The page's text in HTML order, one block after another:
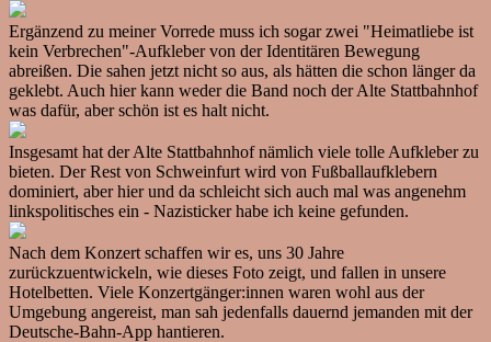
Ergänzend zu meiner Vorrede muss ich sogar zwei "Heimatliebe ist
kein Verbrechen"-Aufkleber von der Identitären Bewegung
abreißen. Die sahen jetzt nicht so aus, als hätten die schon länger da
geklebt. Auch hier kann weder die Band noch der Alte Stattbahnhof
was dafür, aber schön ist es halt nicht.
Insgesamt hat der Alte Stattbahnhof nämlich viele tolle Aufkleber zu
bieten. Der Rest von Schweinfurt wird von Fußballaufklebern
dominiert, aber hier und da schleicht sich auch mal was angenehm
linkspolitisches ein - Nazisticker habe ich keine gefunden.
Nach dem Konzert schaffen wir es, uns 30 Jahre
zurückzuentwickeln, wie dieses Foto zeigt, und fallen in unsere
Hotelbetten. Viele Konzertgänger:innen waren wohl aus der
Umgebung angereist, man sah jedenfalls dauernd jemanden mit der
Deutsche-Bahn-App hantieren.